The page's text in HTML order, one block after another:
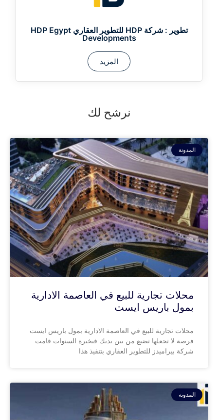
تطوير :
شركة HDP للتطوير العقاري HDP Egypt
Developments
المزيد
نرشح لك
المدونة
محلات تجارية للبيع في العاصمة الادارية
بمول باريس ايست
محلات تجارية للبيع في العاصمة الادارية بمول باريس ايست
فرصة لا تجعلها تضيع من بين يديك فبخبرة السنوات قامت
شركة بيراميدز للتطوير العقاري بتنفيذ هذا
المدونة